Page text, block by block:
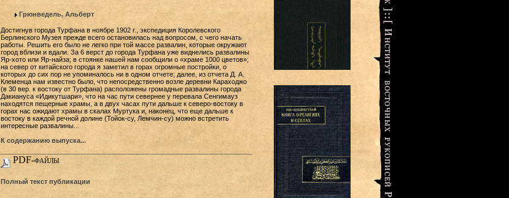
Грюнведель, Альберт
Достигнув города Турфана в ноябре 1902 г., экспедиция Королевского
Берлинского Музея прежде всего остановилась над вопросом, с чего начать
работы. Решить его было не легко при той массе развалин, которые окружают
город вблизи и вдали. За 6 верст до города Турфана уже виднелись развалины
Яр-хото или Яр-найза; в стоянке нашей нам сообщили о «храме 1000 цветов»;
на север от китайского города я заметил в горах огромные постройки, о
которых до сих пор не упоминалось ни в одном отчете; далее, из отчета Д. А.
Клеменца нам известно было, что непосредственно возле деревни Караходжо
(в 30 вер. к востоку от Турфана) расположены громадные развалины города
Дакиануса «Идикутшари», что на час пути севернее у перевала Сенгимауз
находятся пещерные храмы, а в двух часах пути дальше к северо-востоку в
горах нас ожидают храмы в скалах Муртука и, наконец, что еще дальше к
востоку в каждой речной долине (Тойок-су, Лемчин-су) можно встретить
интересные развалины...
К содержанию выпуска...
PDF-файлы
Полный текст публикации